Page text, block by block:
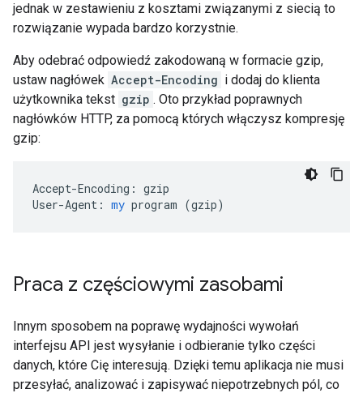
jednak w zestawieniu z kosztami związanymi z siecią to
rozwiązanie wypada bardzo korzystnie.
Aby odebrać odpowiedź zakodowaną w formacie gzip,
ustaw nagłówek Accept-Encoding i dodaj do klienta
użytkownika tekst gzip . Oto przykład poprawnych
nagłówków HTTP, za pomocą których włączysz kompresję
gzip:
Accept-Encoding: gzip
User-Agent: my program (gzip)
Praca z częściowymi zasobami
Innym sposobem na poprawę wydajności wywołań
interfejsu API jest wysyłanie i odbieranie tylko części
danych, które Cię interesują. Dzięki temu aplikacja nie musi
przesyłać, analizować i zapisywać niepotrzebnych pól, co